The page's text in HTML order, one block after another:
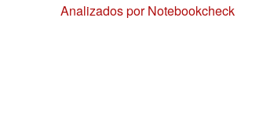
Analizados por Notebookcheck